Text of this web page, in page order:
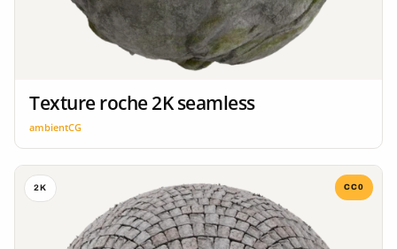
Texture roche 2K seamless
ambientCG
2K CC0